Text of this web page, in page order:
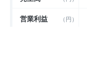
営業利益 （円）